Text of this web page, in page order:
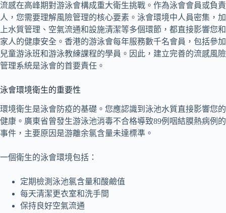
流感在高峰期對游泳會構成重大衛生挑戰。作為泳會會員或負責
人，您需要理解風險管理的核心要素。泳會環境中人員密集，加
上水質管理、空氣流通和設施清潔等多個環節，都直接影響您和
家人的健康安全。香港的游泳會每年服務數千名會員，包括參加
兒童游泳班和游泳教練課程的學員。因此，建立完善的流感風險
管理系統是泳會的首要責任。
泳會環境衛生的重要性
環境衛生是泳會防疫的基礎。您應認識到泳池水質直接影響您的
健康。廣東省曾發生游泳池消毒不合格導致89例咽結膜熱病例的
事件，主要原因是游離余氯含量未達標準。
一個衛生的泳會環境包括：
定期檢測泳池氯含量和酸鹼值
每天清潔更衣室和洗手間
保持良好空氣流通